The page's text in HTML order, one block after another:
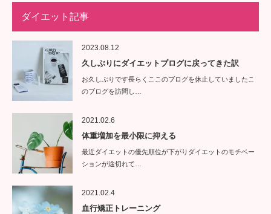
ダイエット記事
2023.08.12
久しぶりにダイエットブログに戻ってきた訳
お久しぶりです長らくここのブログを休止していましたこ
のブログを訪問し…
2021.02.6
体重増加を最小限に抑える
最近ダイエットの優先順位が下がりダイエットのモチベー
ションが途切れて…
2021.02.4
血行矯正トレーニング